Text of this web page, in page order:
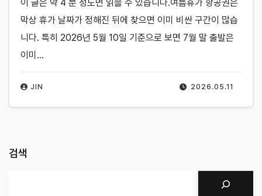
2026.05.11
JIN
이 글은 약 4 분 정도면 읽을 수 있습니다.여름휴가 항공권은
막상 휴가 날짜가 정해진 뒤에 찾으면 이미 비싼 구간이 많습
니다. 특히 2026년 5월 10일 기준으로 보면 7월 말 출발은
이미…
검색